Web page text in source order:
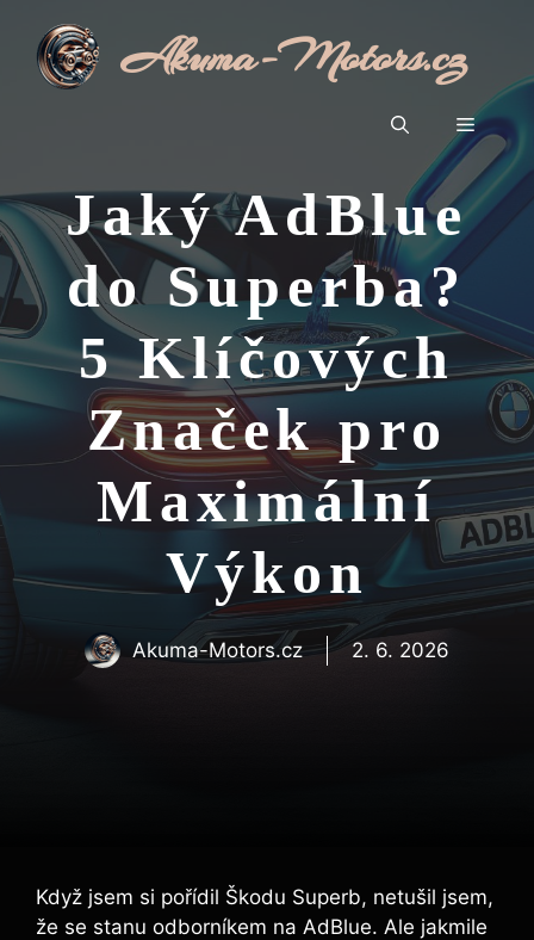
obsah
Akuma-Motors.cz
Menu
Jaký AdBlue
do Superba?
5 Klíčových
Značek pro
Maximální
Výkon
Akuma-Motors.cz 2. 6. 2026
Když jsem si pořídil Škodu Superb, netušil jsem,
že se stanu odborníkem na AdBlue. Ale jakmile